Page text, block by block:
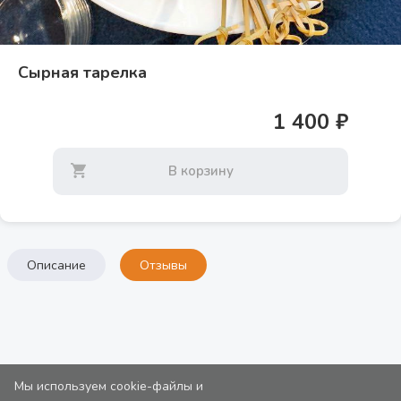
Сырная тарелка
1 400 ₽
В корзину
Описание Отзывы
Мы используем cookie-файлы и